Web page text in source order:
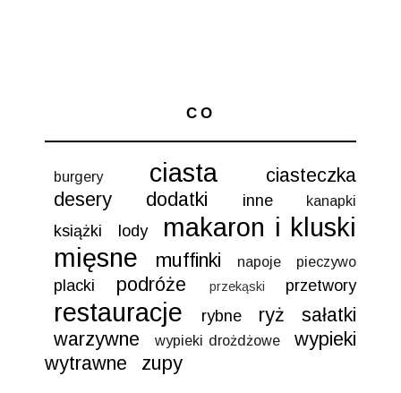
CO
burgery ciasta
ciasteczka
desery
dodatki inne kanapki
książki lody
makaron i kluski
mięsne
muffinki napoje pieczywo
placki podróże przekąski przetwory
restauracje rybne ryż
sałatki
warzywne
wypieki drożdżowe
wypieki
wytrawne
zupy